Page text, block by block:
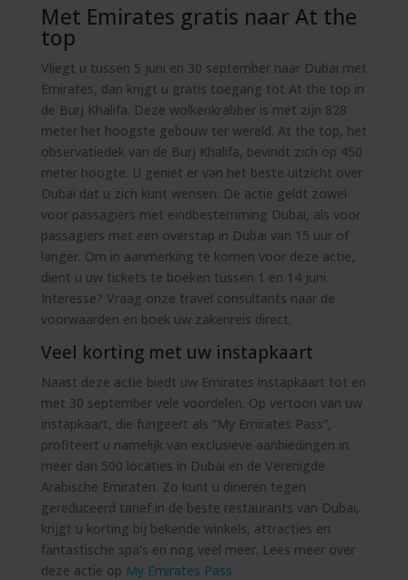
Met Emirates gratis naar At the
top
Vliegt u tussen 5 juni en 30 september naar Dubai met
Emirates, dan krijgt u gratis toegang tot At the top in
de Burj Khalifa. Deze wolkenkrabber is met zijn 828
meter het hoogste gebouw ter wereld. At the top, het
observatiedek van de Burj Khalifa, bevindt zich op 450
meter hoogte. U geniet er van het beste uitzicht over
Dubai dat u zich kunt wensen. De actie geldt zowel
voor passagiers met eindbestemming Dubai, als voor
passagiers met een overstap in Dubai van 15 uur of
langer. Om in aanmerking te komen voor deze actie,
dient u uw tickets te boeken tussen 1 en 14 juni.
Interesse? Vraag onze travel consultants naar de
voorwaarden en boek uw zakenreis direct.
Veel korting met uw instapkaart
Naast deze actie biedt uw Emirates instapkaart tot en
met 30 september vele voordelen. Op vertoon van uw
instapkaart, die fungeert als “My Emirates Pass”,
profiteert u namelijk van exclusieve aanbiedingen in
meer dan 500 locaties in Dubai en de Verenigde
Arabische Emiraten. Zo kunt u dineren tegen
gereduceerd tarief in de beste restaurants van Dubai,
krijgt u korting bij bekende winkels, attracties en
fantastische spa’s en nog veel meer. Lees meer over
deze actie op My Emirates Pass